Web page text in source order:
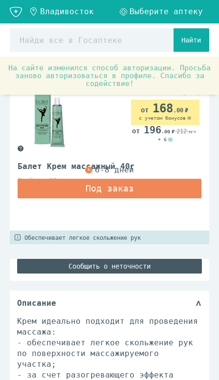
Найти
На сайте изменился способ авторизации. Просьба
заново авторизоваться в профиле. Спасибо за
содействие!
Товары для красоты и здоровья Средства по уходу
Балет Крем массажный 40г
Свобода АО
168 .00
с учетом бонусов
196 .00 212.00
+ 6
Обеспечивает легкое скольжение рук
Сообщить о неточности
Описание
Крем идеально подходит для проведения
массажа:
- обеспечивает легкое скольжение рук
по поверхности массажируемого
участка;
- за счет разогревающего эффекта